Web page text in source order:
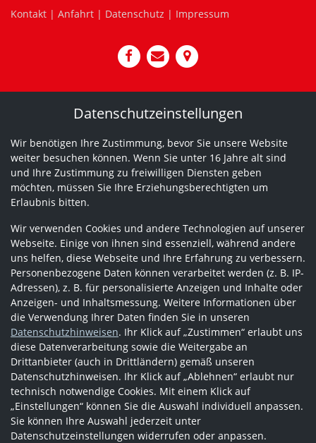
Kontakt | Anfahrt | Datenschutz | Impressum
Datenschutzeinstellungen
Wir benötigen Ihre Zustimmung, bevor Sie unsere Website
weiter besuchen können. Wenn Sie unter 16 Jahre alt sind
und Ihre Zustimmung zu freiwilligen Diensten geben
möchten, müssen Sie Ihre Erziehungsberechtigten um
Erlaubnis bitten.
Wir verwenden Cookies und andere Technologien auf unserer
Webseite. Einige von ihnen sind essenziell, während andere
uns helfen, diese Webseite und Ihre Erfahrung zu verbessern.
Personenbezogene Daten können verarbeitet werden (z. B. IP-
Adressen), z. B. für personalisierte Anzeigen und Inhalte oder
Anzeigen- und Inhaltsmessung. Weitere Informationen über
die Verwendung Ihrer Daten finden Sie in unseren
Datenschutzhinweisen. Ihr Klick auf „Zustimmen“ erlaubt uns
diese Datenverarbeitung sowie die Weitergabe an
Drittanbieter (auch in Drittländern) gemäß unseren
Datenschutzhinweisen. Ihr Klick auf „Ablehnen“ erlaubt nur
technisch notwendige Cookies. Mit einem Klick auf
„Einstellungen“ können Sie die Auswahl individuell anpassen.
Sie können Ihre Auswahl jederzeit unter
Datenschutzeinstellungen widerrufen oder anpassen.